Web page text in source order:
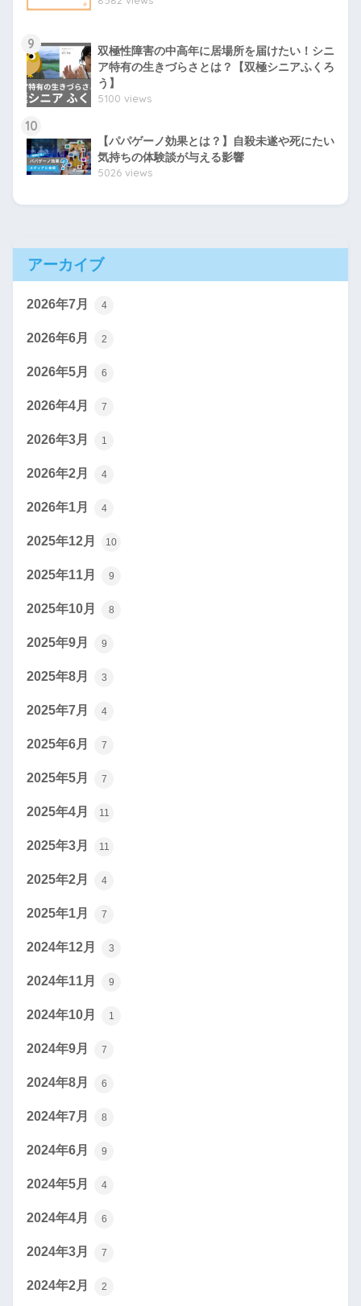
9
双極性障害の中高年に居場所を届けたい！シニ
ア特有の生きづらさとは？【双極シニアふくろ
う】
5100 views
10
【パパゲーノ効果とは？】自殺未遂や死にたい
気持ちの体験談が与える影響
5026 views
アーカイブ
2026年7月 4
2026年6月 2
2026年5月 6
2026年4月 7
2026年3月 1
2026年2月 4
2026年1月 4
2025年12月 10
2025年11月 9
2025年10月 8
2025年9月 9
2025年8月 3
2025年7月 4
2025年6月 7
2025年5月 7
2025年4月 11
2025年3月 11
2025年2月 4
2025年1月 7
2024年12月 3
2024年11月 9
2024年10月 1
2024年9月 7
2024年8月 6
2024年7月 8
2024年6月 9
2024年5月 4
2024年4月 6
2024年3月 7
2024年2月 2